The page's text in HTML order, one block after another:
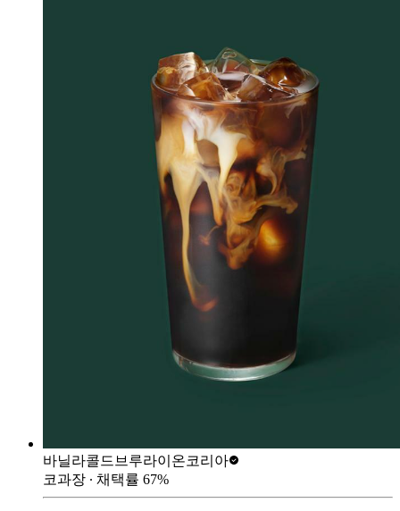
바닐라콜드브루라이온코리아
코과장 ∙ 채택률 67%